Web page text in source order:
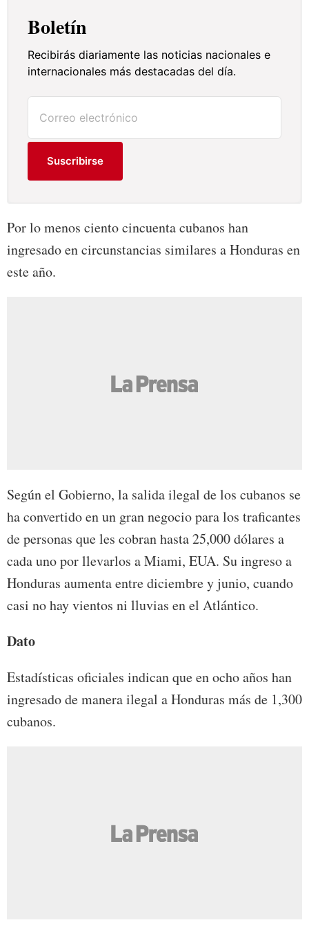
Boletín
Recibirás diariamente las noticias nacionales e
internacionales más destacadas del día.
Suscribirse
Por lo menos ciento cincuenta cubanos han
ingresado en circunstancias similares a Honduras en
este año.
Según el Gobierno, la salida ilegal de los cubanos se
ha convertido en un gran negocio para los traficantes
de personas que les cobran hasta 25,000 dólares a
cada uno por llevarlos a Miami, EUA. Su ingreso a
Honduras aumenta entre diciembre y junio, cuando
casi no hay vientos ni lluvias en el Atlántico.
Dato
Estadísticas oficiales indican que en ocho años han
ingresado de manera ilegal a Honduras más de 1,300
cubanos.